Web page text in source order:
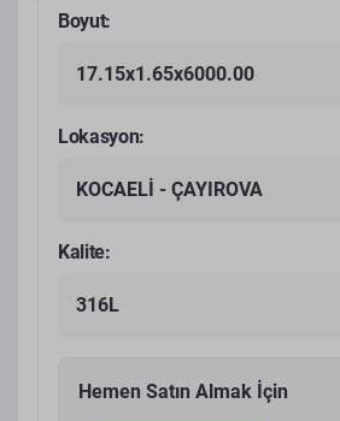
Boyut:
17.15x1.65x6000.00
Lokasyon:
KOCAELİ - ÇAYIROVA
Kalite:
316L
Hemen Satın Almak İçin